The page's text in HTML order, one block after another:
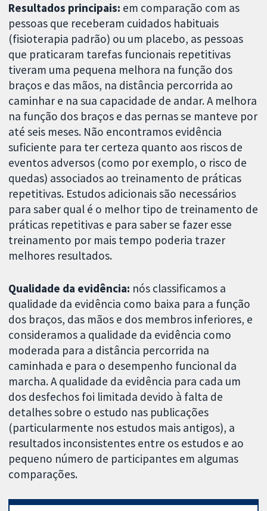
Resultados principais: em comparação com as
pessoas que receberam cuidados habituais
(fisioterapia padrão) ou um placebo, as pessoas
que praticaram tarefas funcionais repetitivas
tiveram uma pequena melhora na função dos
braços e das mãos, na distância percorrida ao
caminhar e na sua capacidade de andar. A melhora
na função dos braços e das pernas se manteve por
até seis meses. Não encontramos evidência
suficiente para ter certeza quanto aos riscos de
eventos adversos (como por exemplo, o risco de
quedas) associados ao treinamento de práticas
repetitivas. Estudos adicionais são necessários
para saber qual é o melhor tipo de treinamento de
práticas repetitivas e para saber se fazer esse
treinamento por mais tempo poderia trazer
melhores resultados.
Qualidade da evidência: nós classificamos a
qualidade da evidência como baixa para a função
dos braços, das mãos e dos membros inferiores, e
consideramos a qualidade da evidência como
moderada para a distância percorrida na
caminhada e para o desempenho funcional da
marcha. A qualidade da evidência para cada um
dos desfechos foi limitada devido à falta de
detalhes sobre o estudo nas publicações
(particularmente nos estudos mais antigos), a
resultados inconsistentes entre os estudos e ao
pequeno número de participantes em algumas
comparações.